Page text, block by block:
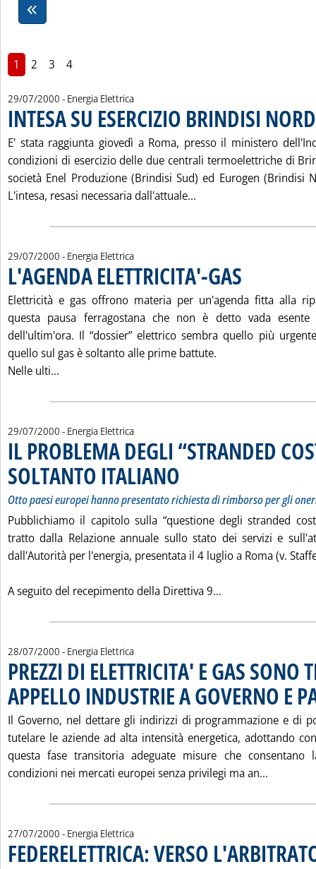
1 2 3 4
29/07/2000 - Energia Elettrica
INTESA SU ESERCIZIO BRINDISI NORD
E' stata raggiunta giovedì a Roma, presso il ministero
condizioni di esercizio delle due centrali termoelettriche di
società Enel Produzione (Brindisi Sud) ed Eurogen (Brindisi
L'intesa, resasi necessaria dall'attuale...
29/07/2000 - Energia Elettrica
L'AGENDA ELETTRICITA'-GAS
Elettricità e gas offrono materia per un'agenda fitta alla
questa pausa ferragostana che non è detto vada esente
dell'ultim'ora. Il “dossier” elettrico sembra quello più
quello sul gas è soltanto alle prime battute.
Nelle ulti...
29/07/2000 - Energia Elettrica
IL PROBLEMA DEGLI “STRANDED
SOLTANTO ITALIANO
Otto paesi europei hanno presentato richiesta di rimborso per gli
Pubblichiamo il capitolo sulla “questione degli stranded
tratto dalla Relazione annuale sullo stato dei servizi e
dall'Autorità per l'energia, presentata il 4 luglio a Roma (v.
A seguito del recepimento della Direttiva 9...
28/07/2000 - Energia Elettrica
PREZZI DI ELETTRICITA' E GAS SONO
APPELLO INDUSTRIE A GOVERNO E
Il Governo, nel dettare gli indirizzi di programmazione e di
tutelare le aziende ad alta intensità energetica, adottando
questa fase transitoria adeguate misure che consentano
condizioni nei mercati europei senza privilegi ma an...
27/07/2000 - Energia Elettrica
FEDERELETTRICA: VERSO